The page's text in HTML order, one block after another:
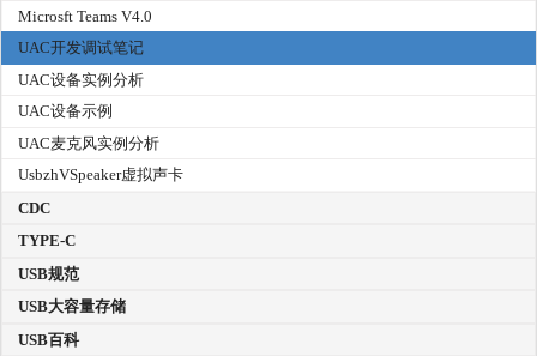
Microsft Teams V4.0
UAC开发调试笔记
UAC设备实例分析
UAC设备示例
UAC麦克风实例分析
UsbzhVSpeaker虚拟声卡
CDC
TYPE-C
USB规范
USB大容量存储
USB百科